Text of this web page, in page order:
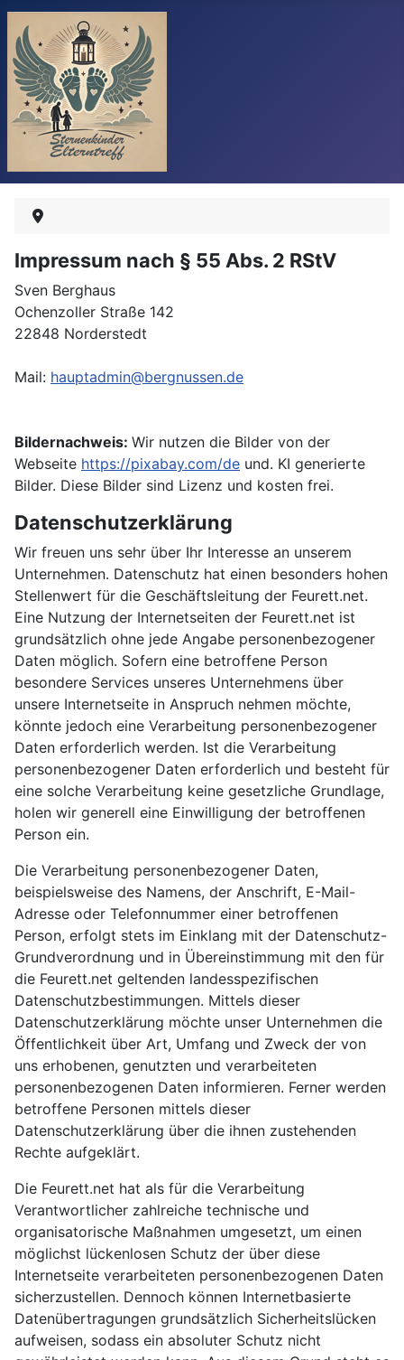
Impressum nach § 55 Abs. 2 RStV
Sven Berghaus
Ochenzoller Straße 142
22848 Norderstedt
Mail: hauptadmin@bergnussen.de
Bildernachweis: Wir nutzen die Bilder von der
Webseite https://pixabay.com/de und. KI generierte
Bilder. Diese Bilder sind Lizenz und kosten frei.
Datenschutzerklärung
Wir freuen uns sehr über Ihr Interesse an unserem
Unternehmen. Datenschutz hat einen besonders hohen
Stellenwert für die Geschäftsleitung der Feurett.net.
Eine Nutzung der Internetseiten der Feurett.net ist
grundsätzlich ohne jede Angabe personenbezogener
Daten möglich. Sofern eine betroffene Person
besondere Services unseres Unternehmens über
unsere Internetseite in Anspruch nehmen möchte,
könnte jedoch eine Verarbeitung personenbezogener
Daten erforderlich werden. Ist die Verarbeitung
personenbezogener Daten erforderlich und besteht für
eine solche Verarbeitung keine gesetzliche Grundlage,
holen wir generell eine Einwilligung der betroffenen
Person ein.
Die Verarbeitung personenbezogener Daten,
beispielsweise des Namens, der Anschrift, E-Mail-
Adresse oder Telefonnummer einer betroffenen
Person, erfolgt stets im Einklang mit der Datenschutz-
Grundverordnung und in Übereinstimmung mit den für
die Feurett.net geltenden landesspezifischen
Datenschutzbestimmungen. Mittels dieser
Datenschutzerklärung möchte unser Unternehmen die
Öffentlichkeit über Art, Umfang und Zweck der von
uns erhobenen, genutzten und verarbeiteten
personenbezogenen Daten informieren. Ferner werden
betroffene Personen mittels dieser
Datenschutzerklärung über die ihnen zustehenden
Rechte aufgeklärt.
Die Feurett.net hat als für die Verarbeitung
Verantwortlicher zahlreiche technische und
organisatorische Maßnahmen umgesetzt, um einen
möglichst lückenlosen Schutz der über diese
Internetseite verarbeiteten personenbezogenen Daten
sicherzustellen. Dennoch können Internetbasierte
Datenübertragungen grundsätzlich Sicherheitslücken
aufweisen, sodass ein absoluter Schutz nicht